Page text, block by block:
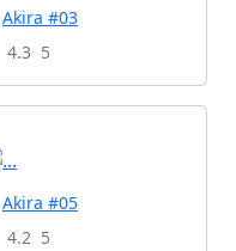
Akira #03
4.3 5
Akira #05
4.2 5